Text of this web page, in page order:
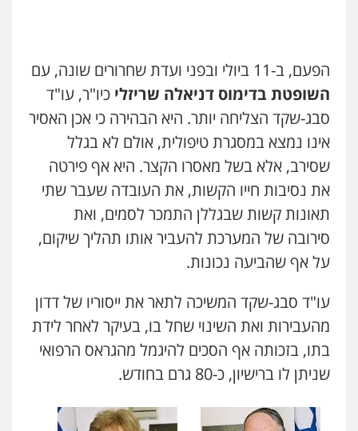
הפעם, ב-11 ביולי ובפני ועדת שחרורים שונה, עם
השופטת בדימוס דניאלה שריזלי כיו"ר, עו"ד
סבג-שקד הצליחה יותר. היא הבהירה כי אכן האסיר
אינו נמצא במסגרת טיפולית, אולם לא בגלל
שסירב, אלא בשל מאסרו הקצר. היא אף פירטה
את נסיבות חייו הקשות, את העובדה שעבר שתי
תאונות קשות שבגללן התמכר לסמים, ואת
סירובה של המערכת להעביר אותו תהליך שיקום,
על אף שהביעה נכונות.
עו"ד סבג-שקד המשיכה לתאר את ייסוריו של דדון
מהעבירות ואת השינוי שחל בו, בעיקר לאחר לידת
בתו, בזכותה אף הסכים להיגמל מהגראס הרפואי
שניתן לו ברישיון, כ-80 גרם בחודש.